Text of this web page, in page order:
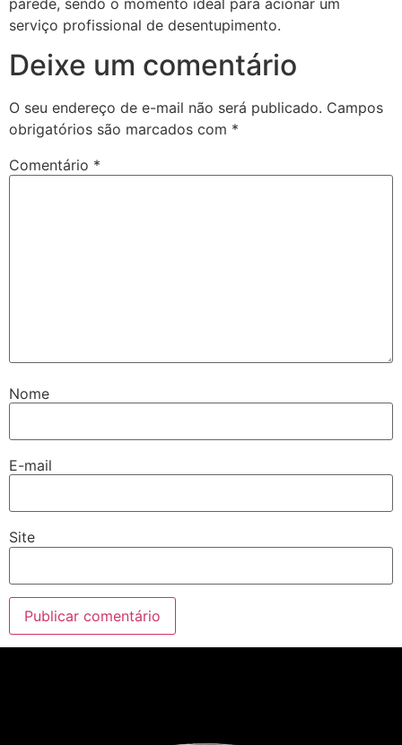
serviço profissional de desentupimento.
Deixe um comentário
O seu endereço de e-mail não será publicado. Campos
obrigatórios são marcados com *
Comentário *
Nome
E-mail
Site